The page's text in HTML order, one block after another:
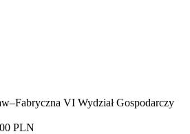
VI Wydział Gospodarczy
PLN